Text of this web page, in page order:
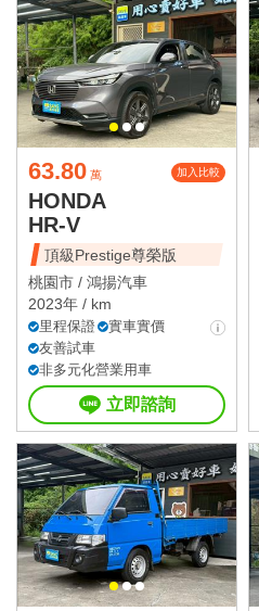
63.80 萬 加入比較
HONDA
HR-V
頂級Prestige尊榮版
桃園市 / 鴻揚汽車
2023年 / km
里程保證
實車實價
友善試車
非多元化營業用車
立即諮詢